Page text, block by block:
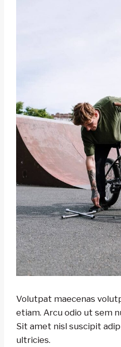
Volutpat maecenas
etiam. Arcu odio ut sem
Sit amet nisl suscipit
ultricies.